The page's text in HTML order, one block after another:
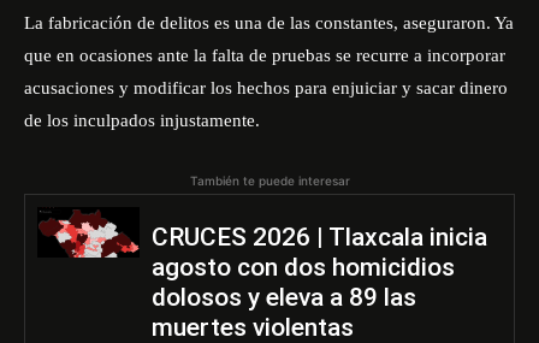
La fabricación de delitos es una de las constantes, aseguraron. Ya
que en ocasiones ante la falta de pruebas se recurre a incorporar
acusaciones y modificar los hechos para enjuiciar y sacar dinero
de los inculpados injustamente.
También te puede interesar
CRUCES 2026 | Tlaxcala inicia
agosto con dos homicidios
dolosos y eleva a 89 las
muertes violentas